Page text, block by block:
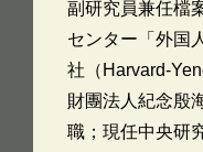
副研究員兼任檔
センター「外国
社（Harvard-
財團法人紀念殷
職；現任中央研